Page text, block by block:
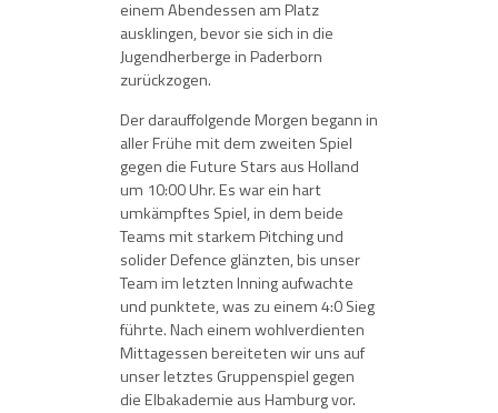
einem Abendessen am Platz
ausklingen, bevor sie sich in die
Jugendherberge in Paderborn
zurückzogen.
Der darauffolgende Morgen begann in
aller Frühe mit dem zweiten Spiel
gegen die Future Stars aus Holland
um 10:00 Uhr. Es war ein hart
umkämpftes Spiel, in dem beide
Teams mit starkem Pitching und
solider Defence glänzten, bis unser
Team im letzten Inning aufwachte
und punktete, was zu einem 4:0 Sieg
führte. Nach einem wohlverdienten
Mittagessen bereiteten wir uns auf
unser letztes Gruppenspiel gegen
die Elbakademie aus Hamburg vor.